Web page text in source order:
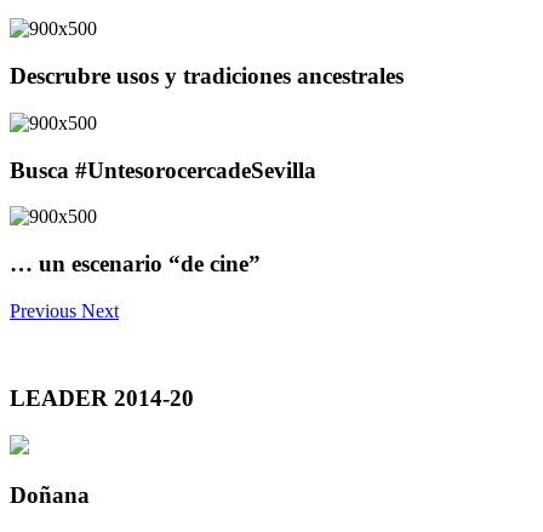
Descrubre usos y tradiciones ancestrales
Busca #UntesorocercadeSevilla
… un escenario “de cine”
Previous Next
LEADER 2014-20
Doñana